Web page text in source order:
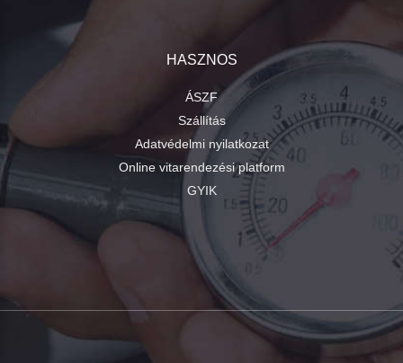
HASZNOS
ÁSZF
Szállítás
Adatvédelmi nyilatkozat
Online vitarendezési platform
GYIK